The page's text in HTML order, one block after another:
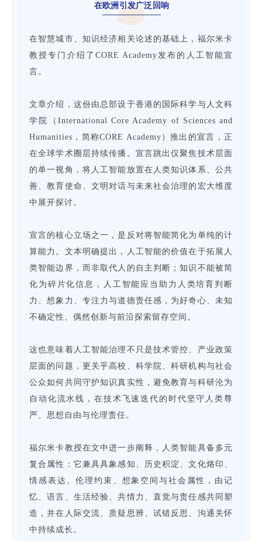
在欧洲引发广泛回响
在智慧城市、知识经济相关论述的基础上，福尔米卡
教授专门介绍了CORE Academy发布的人工智能宣
言。
文章介绍，这份由总部设于香港的国际科学与人文科
学院（International Core Academy of Sciences and
Humanities，简称CORE Academy）推出的宣言，正
在全球学术圈层持续传播。宣言跳出仅聚焦技术层面
的单一视角，将人工智能放置在人类知识体系、公共
善、教育使命、文明对话与未来社会治理的宏大维度
中展开探讨。
宣言的核心立场之一，是反对将智能简化为单纯的计
算能力。文本明确提出，人工智能的价值在于拓展人
类智能边界，而非取代人的自主判断；知识不能被简
化为碎片化信息，人工智能应当助力人类培育判断
力、想象力、专注力与道德责任感，为好奇心、未知
不确定性、偶然创新与前沿探索留存空间。
这也意味着人工智能治理不只是技术管控、产业政策
层面的问题，更关乎高校、科学院、科研机构与社会
公众如何共同守护知识真实性，避免教育与科研沦为
自动化流水线，在技术飞速迭代的时代坚守人类尊
严、思想自由与伦理责任。
福尔米卡教授在文中进一步阐释，人类智能具备多元
复合属性：它兼具具象感知、历史积淀、文化烙印、
情感表达、伦理约束、想象空间与社会属性，由记
忆、语言、生活经验、共情力、直觉与责任感共同塑
造，并在人际交流、质疑思辨、试错反思、沟通关怀
中持续成长。